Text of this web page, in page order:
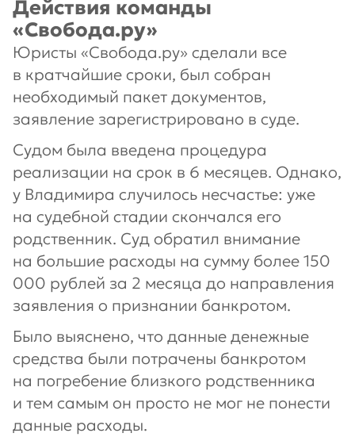
Действия команды
«Свобода.ру»
Юристы «Свобода.ру» сделали все
в кратчайшие сроки, был собран
необходимый пакет документов,
заявление зарегистрировано в суде.
Судом была введена процедура
реализации на срок в 6 месяцев. Однако,
у Владимира случилось несчастье: уже
на судебной стадии скончался его
родственник. Суд обратил внимание
на большие расходы на сумму более 150
000 рублей за 2 месяца до направления
заявления о признании банкротом.
Было выяснено, что данные денежные
средства были потрачены банкротом
на погребение близкого родственника
и тем самым он просто не мог не понести
данные расходы.